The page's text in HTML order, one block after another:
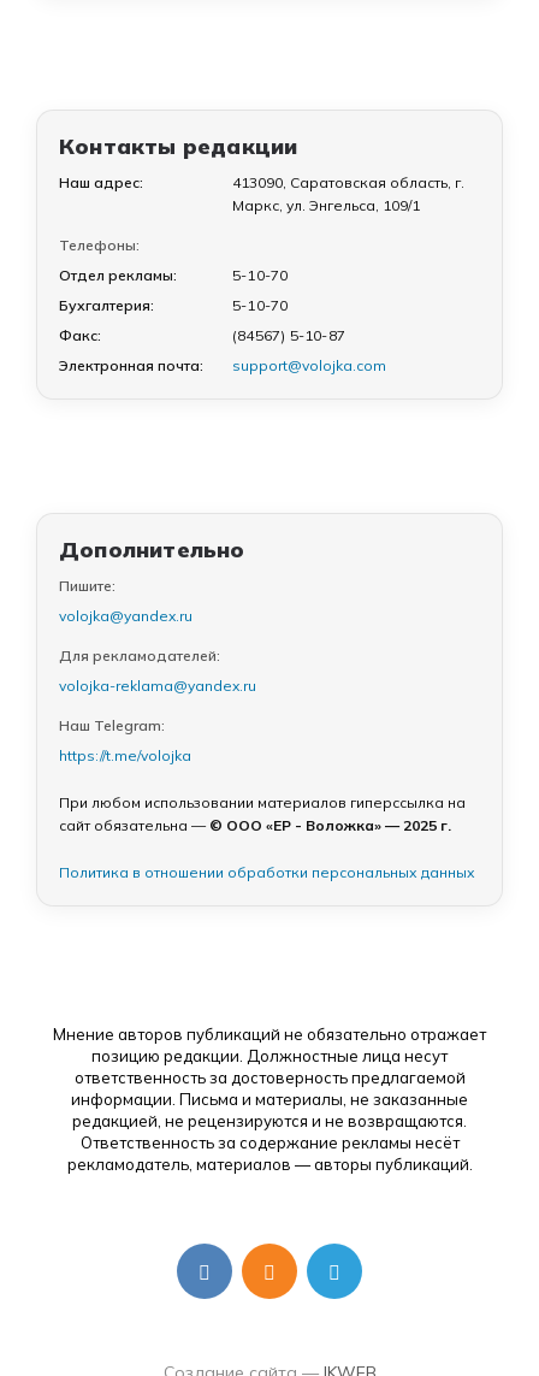
Контакты редакции
Наш адрес:
413090, Саратовская область, г.
Маркс, ул. Энгельса, 109/1
Телефоны:
Отдел рекламы:
5-10-70
Бухгалтерия:
5-10-70
Факс:
(84567) 5-10-87
Электронная почта:
support@volojka.com
Дополнительно
Пишите:
volojka@yandex.ru
Для рекламодателей:
volojka-reklama@yandex.ru
Наш Telegram:
https://t.me/volojka
При любом использовании материалов гиперссылка на
сайт обязательна — © ООО «ЕР - Воложка» — 2025 г.
Политика в отношении обработки персональных данных
Мнение авторов публикаций не обязательно отражает
позицию редакции. Должностные лица несут
ответственность за достоверность предлагаемой
информации. Письма и материалы, не заказанные
редакцией, не рецензируются и не возвращаются.
Ответственность за содержание рекламы несёт
рекламодатель, материалов — авторы публикаций.